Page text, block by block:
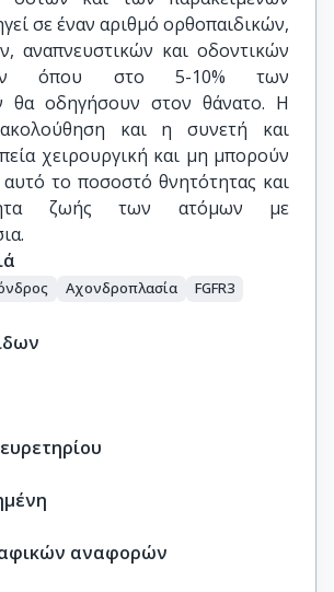
σε έναν αριθμό ορθοπαιδικών,
αναπνευστικών και οδοντικών
όπου στο 5-10% των
θα οδηγήσουν στον θάνατο. Η
και η συνετή και
χειρουργική και μη μπορούν
το ποσοστό θνητότητας και
ζωής των ατόμων με
Αχονδροπλασία
FGFR3
αναφορών